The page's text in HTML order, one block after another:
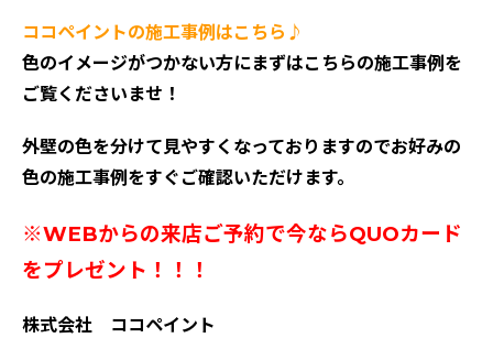
ココペイントの施工事例はこちら♪
色のイメージがつかない方にまずはこちらの施工事例を
ご覧くださいませ！
外壁の色を分けて見やすくなっておりますのでお好みの
色の施工事例をすぐご確認いただけます。
※WEBからの来店ご予約で今ならQUOカード
をプレゼント！！！
株式会社 ココペイント